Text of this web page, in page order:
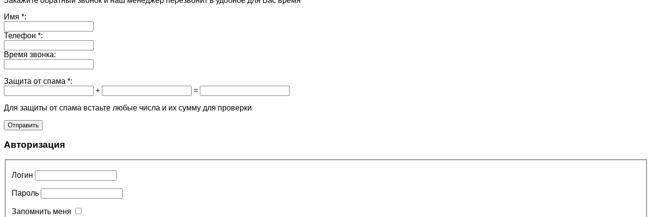
Имя *:
Телефон *:
Время звонка:
Защита от спама *:
+
=
Для защиты от спама встаьте любые числа и их сумму для проверки
Авторизация
Логин
Пароль
Запомнить меня